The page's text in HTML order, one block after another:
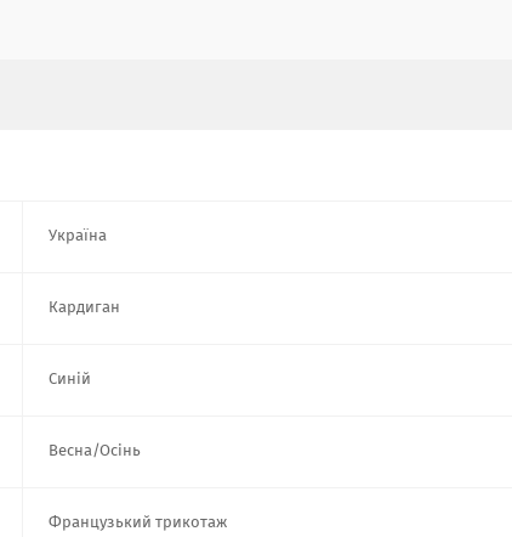
Україна
Кардиган
Синій
Весна/Осінь
Французький трикотаж